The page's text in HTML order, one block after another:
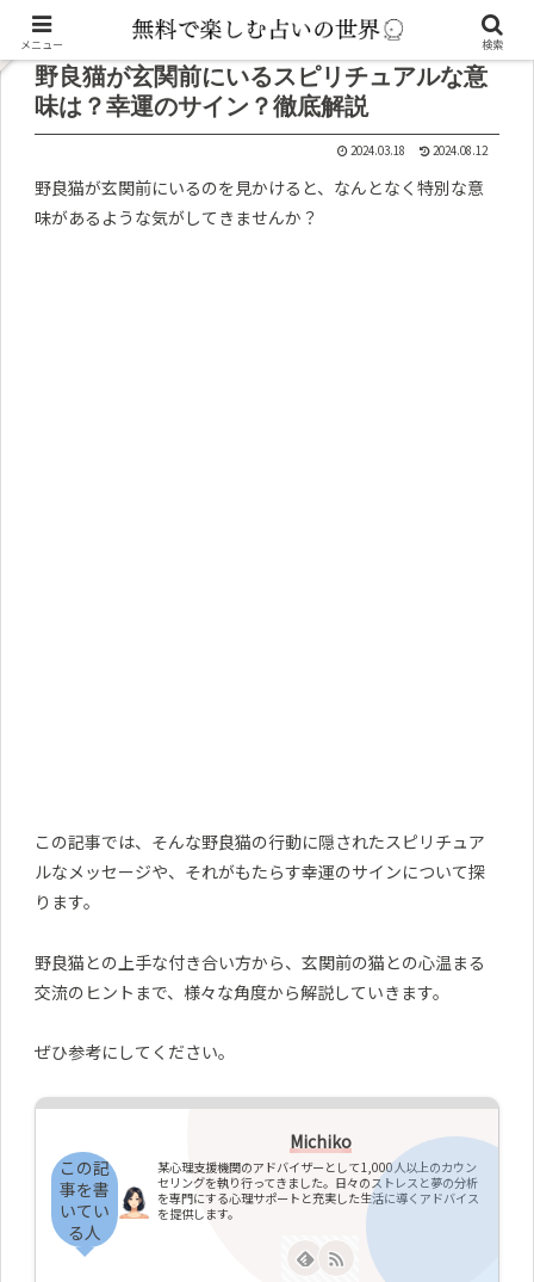
記事内に広告が含まれています。
野良猫が玄関前にいるスピリチュアルな意
味は？幸運のサイン？徹底解説
2024.03.18 2024.08.12
野良猫が玄関前にいるのを見かけると、なんとなく特別な意
味があるような気がしてきませんか？
この記事では、そんな野良猫の行動に隠されたスピリチュア
ルなメッセージや、それがもたらす幸運のサインについて探
ります。
野良猫との上手な付き合い方から、玄関前の猫との心温まる
交流のヒントまで、様々な角度から解説していきます。
ぜひ参考にしてください。
この記
事を書
いてい
る人
Michiko
某心理支援機関のアドバイザーとして1,000人以上のカウン
セリングを執り行ってきました。日々のストレスと夢の分析
を専門にする心理サポートと充実した生活に導くアドバイス
を提供します。
メニュー 検索